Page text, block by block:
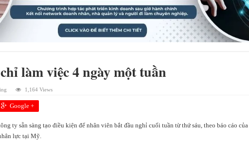
làm việc 4 ngày một tuần
1,164 Views
Google +
ty sẵn sàng tạo điều kiện để nhân viên bắt đầu nghỉ cuối tuần từ thứ sáu, theo báo cáo của
lực tại Mỹ.